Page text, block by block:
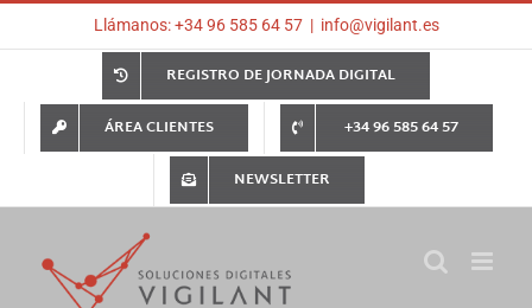
Llámanos: +34 96 585 64 57 | info@vigilant.es
REGISTRO DE JORNADA DIGITAL
ÁREA CLIENTES
+34 96 585 64 57
NEWSLETTER